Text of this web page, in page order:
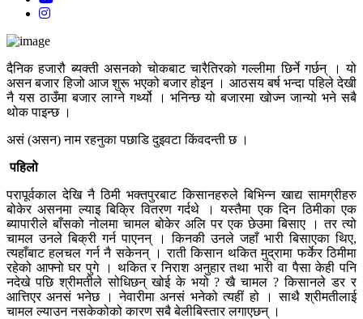
दैनिक हजारौ ब्यक्ती असनको चोकबाट चारैतिरको गल्लीमा छिर्ने गर्छन् । यो
असन बजार हिजो आज शुरू भएको बजार होइन । आठसय बर्ष भन्दा पहिले देखी
नै यस ठाउँमा बजार लाग्ने गर्थ्यो । भनिन्छ यो बजारमा खोज्न जान्यो भने सबै
थोक पाइन्छ ।
असं (असन) नाम रहनुका पछाडि दुइवटा किंवदन्ती छ ।
पहिलो
परापूर्वकाल देखि नै ठिमी भक्तपुरबाट किसानहरुले बिभिन्न खाद्य सामग्रीहरु
बोकेर असनमा ल्याइ बिक्रि वितरण गर्दथे । यस्तैमा एक दिन ठिमीका एक
ब्यापारीले बाँसको नोलमा चामल बोकेर अलि पर एक छेउमा बिसाए । तर त्यो
चामल उनले बिक्री गर्न पाएनन् । किनकी उनले जहाँ भारी बिसाएका थिए,
त्यहाँबाट हलचल गर्न नै सकेनन् । राती किसान थकित मुद्रामा फर्केर ठिमीमा
रहेको आफ्नो घर पुगे । थकित र निराश अनुहार तथा भारी वा पैसा केही पनि
नदेखे पछि श्रीमतीले सोधिछन् खोई के भयो ? खै चामल ? किसानले डर र
आत्तिएर अनसं भनेछ । नेवारीमा अनसं भनेको त्यहीं हो । साथै श्रीमतीलाई
चामल ल्याउन नसकेकोको कारण सबै बेलीबिस्तार लगाएछन् ।